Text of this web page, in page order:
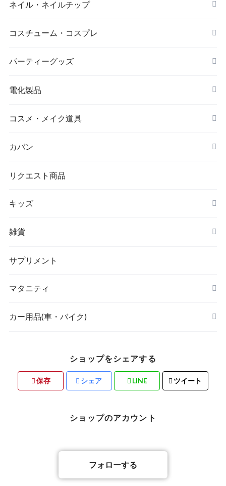
アイマスク
靴下・ソックス
シワ取りテープ
iPhone
ネイル・ネイルチップ
コスチューム・コスプレ
クリスマス
パーティーグッズ
電化製品
ドローン
コスメ・メイク道具
メイクブラシ
シワ取りテープ
カバン
トートバッグ
リュック
クラッチバッグ
リクエスト商品
キッズ
アウター(女の子)
ボディケア・スキンケア
雑貨
POETIC
キッチングッズ
素材・ハンドメイド
サプリメント
マタニティ
トップス
カー用品(車・バイク)
ショップをシェアする
保存 シェア LINE ツイート
ショップのアカウント
フォローする